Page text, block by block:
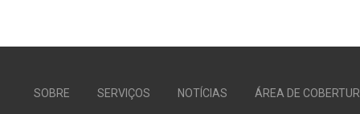
SOBRE SERVIÇOS NOTÍCIAS ÁREA DE